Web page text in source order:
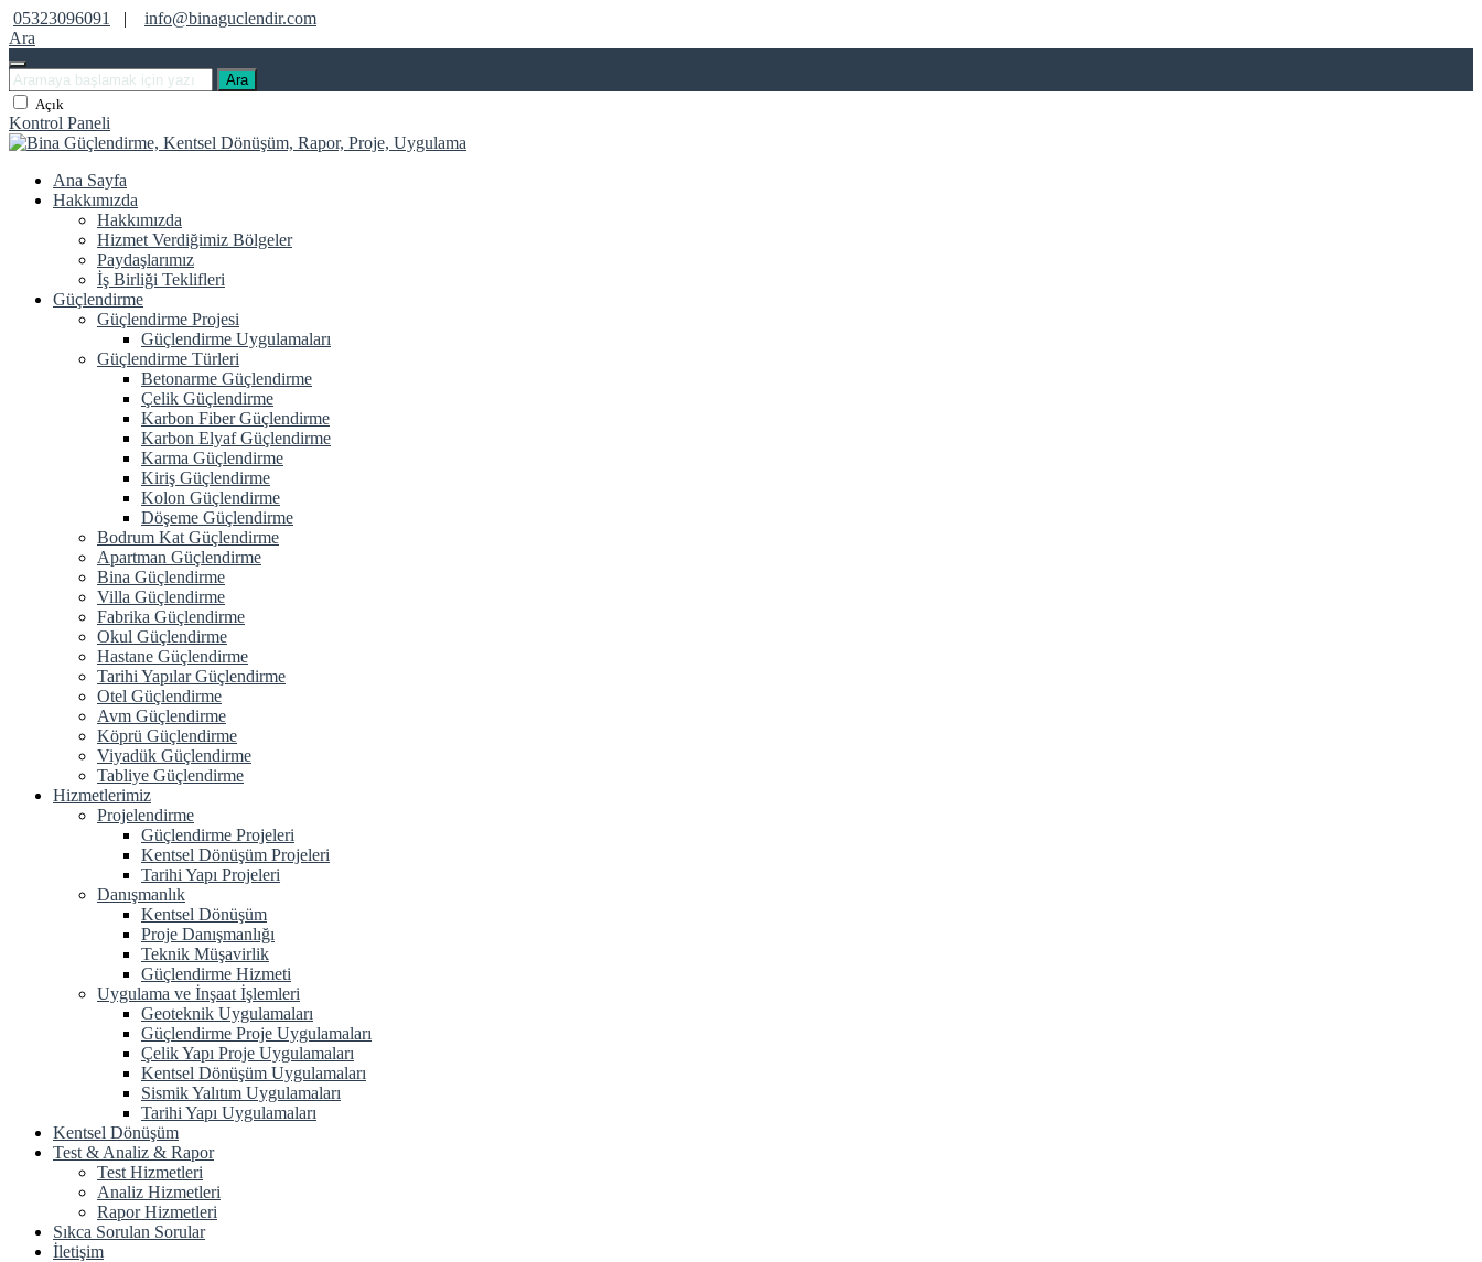
05323096091 |
info@binaguclendir.com
Ara
Ara
Açık
Kontrol Paneli
Ana Sayfa
Hakkımızda
Hakkımızda
Hizmet Verdiğimiz Bölgeler
Paydaşlarımız
İş Birliği Teklifleri
Güçlendirme
Güçlendirme Projesi
Güçlendirme Uygulamaları
Güçlendirme Türleri
Betonarme Güçlendirme
Çelik Güçlendirme
Karbon Fiber Güçlendirme
Karbon Elyaf Güçlendirme
Karma Güçlendirme
Kiriş Güçlendirme
Kolon Güçlendirme
Döşeme Güçlendirme
Bodrum Kat Güçlendirme
Apartman Güçlendirme
Bina Güçlendirme
Villa Güçlendirme
Fabrika Güçlendirme
Okul Güçlendirme
Hastane Güçlendirme
Tarihi Yapılar Güçlendirme
Otel Güçlendirme
Avm Güçlendirme
Köprü Güçlendirme
Viyadük Güçlendirme
Tabliye Güçlendirme
Hizmetlerimiz
Projelendirme
Güçlendirme Projeleri
Kentsel Dönüşüm Projeleri
Tarihi Yapı Projeleri
Danışmanlık
Kentsel Dönüşüm
Proje Danışmanlığı
Teknik Müşavirlik
Güçlendirme Hizmeti
Uygulama ve İnşaat İşlemleri
Geoteknik Uygulamaları
Güçlendirme Proje Uygulamaları
Çelik Yapı Proje Uygulamaları
Kentsel Dönüşüm Uygulamaları
Sismik Yalıtım Uygulamaları
Tarihi Yapı Uygulamaları
Kentsel Dönüşüm
Test & Analiz & Rapor
Test Hizmetleri
Analiz Hizmetleri
Rapor Hizmetleri
Sıkca Sorulan Sorular
İletişim